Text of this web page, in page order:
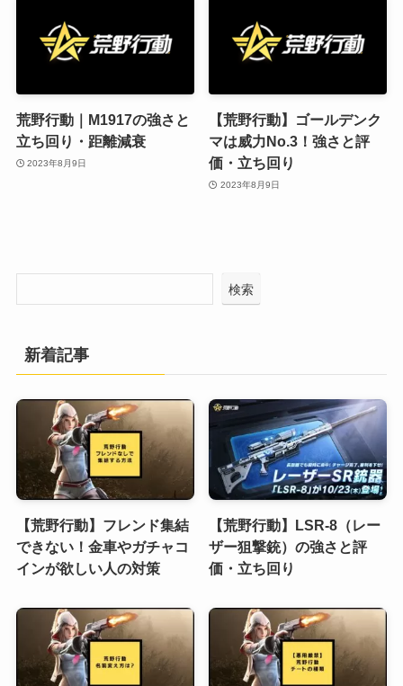
荒野行動｜M1917の強さと
立ち回り・距離減衰
2023年8月9日
【荒野行動】ゴールデンク
マは威力No.3！強さと評
価・立ち回り
2023年8月9日
検索
新着記事
【荒野行動】フレンド集結
できない！金車やガチャコ
インが欲しい人の対策
【荒野行動】LSR-8（レー
ザー狙撃銃）の強さと評
価・立ち回り